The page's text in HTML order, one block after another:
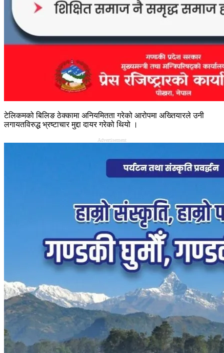
टेलिकमको बिलिङ ठेक्कामा अनियमितता गरेको आरोपमा अख्तियारले उनी
लगायतविरुद्ध भ्रष्टाचार मुद्दा दायर गरेको थियो ।
Advertisement